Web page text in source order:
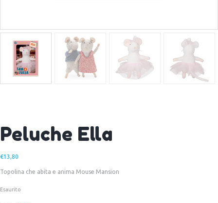
Peluche Ella
€13,80
Topolina che abita e anima Mouse Mansion
Esaurito